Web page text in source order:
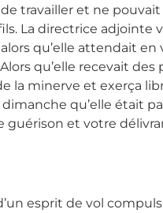
travailler et ne
La directrice adjointe
qu’elle attendait
qu’elle recevait des
la minerve et exerça
qu’elle était
guérison et votre
esprit de vol